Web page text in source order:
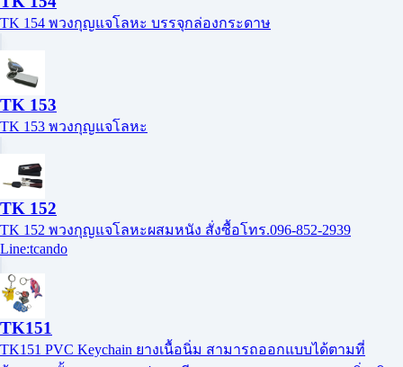
TK 154 พวงกุญแจโลหะ บรรจุกล่องกระดาษ
TK 153
TK 153 พวงกุญแจโลหะ
TK 152
TK 152 พวงกุญแจโลหะผสมหนัง สั่งซื้อโทร.096-852-2939
Line:tcando
TK151
TK151 PVC Keychain ยางเนื้อนิ่ม สามารถออกแบบได้ตามที่